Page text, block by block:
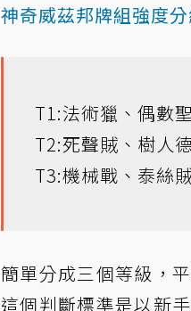
神奇威茲邦牌組強度
T1:法術獵、偶數
T2:死聲賊、樹人
T3:機械戰、泰絲
簡單分成三個等級，
這個判斷標準是以新